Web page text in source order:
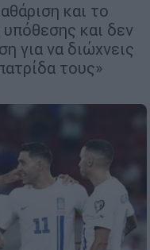
και το
υπόθεσης και δεν
για να διώχνεις
τους»